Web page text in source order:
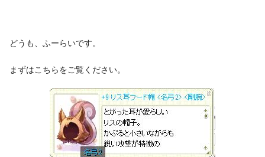
どうも、ふーらいです。
まずはこちらをご覧ください。